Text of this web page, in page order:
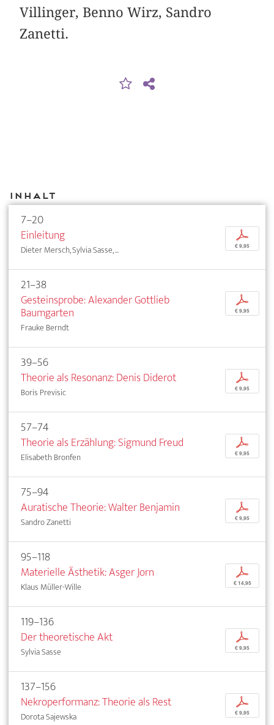
Villinger, Benno Wirz, Sandro
Zanetti.
Inhalt
7–20
Einleitung
Dieter Mersch, Sylvia Sasse, ...
p
€ 9,95
21–38
Gesteinsprobe: Alexander Gottlieb
Baumgarten
Frauke Berndt
p
€ 9,95
39–56
Theorie als Resonanz: Denis Diderot
Boris Previsic
p
€ 9,95
57–74
Theorie als Erzählung: Sigmund Freud
Elisabeth Bronfen
p
€ 9,95
75–94
Auratische Theorie: Walter Benjamin
Sandro Zanetti
p
€ 9,95
95–118
Materielle Ästhetik: Asger Jorn
Klaus Müller-Wille
p
€ 14,95
119–136
Der theoretische Akt
Sylvia Sasse
p
€ 9,95
137–156
Nekroperformanz: Theorie als Rest
Dorota Sajewska
p
€ 9,95